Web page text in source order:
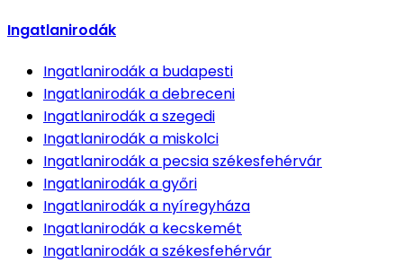
Ingatlanirodák
Ingatlanirodáka budapesti
Ingatlanirodáka debreceni
Ingatlanirodáka szegedi
Ingatlanirodáka miskolci
Ingatlanirodáka pecsia székesfehérvár
Ingatlanirodáka győri
Ingatlanirodáka nyíregyháza
Ingatlanirodáka kecskemét
Ingatlanirodáka székesfehérvár